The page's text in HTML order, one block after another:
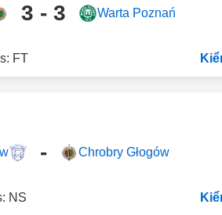
3 - 3 Warta Poznań
FT
- Chrobry Głogów
NS